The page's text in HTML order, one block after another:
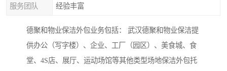
服务团队 经验丰富
德聚和物业保洁外包业务包括： 武汉德聚和物业保洁提
供办公（写字楼）、企业、工厂（园区）、美食城、食
堂、4S店、展厅、运动场馆等其他类型场地保洁外包托